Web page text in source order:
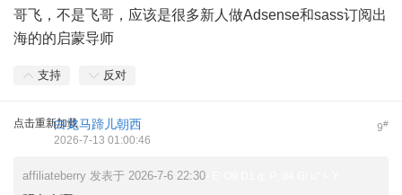
哥飞，不是飞哥，应该是很多新人做Adsense和sass订阅出
海的的启蒙导师
支持 反对
点击重新加载 9#
白龙马蹄儿朝西
2026-7-13 01:00:46
affiliateberry 发表于 2026-7-6 22:30